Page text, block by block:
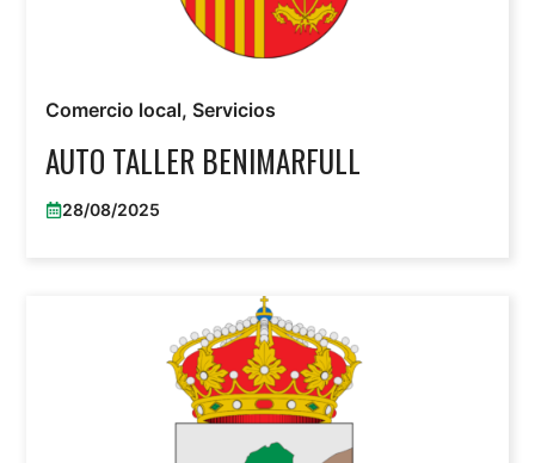
Comercio local, Servicios
AUTO TALLER BENIMARFULL
28/08/2025